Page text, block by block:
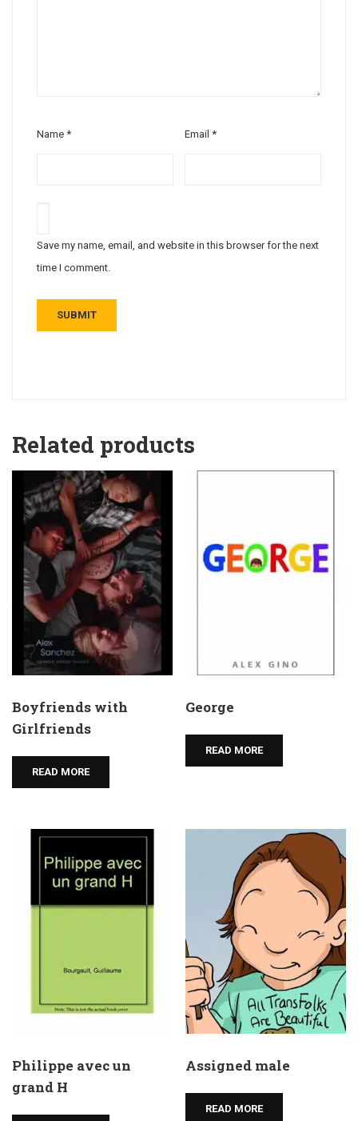
Name * Email*
Save my name, email, and website in this browser for the next
time I comment.
Related products
Boyfriends with
Girlfriends
READ MORE
George
READ MORE
Philippe avec un
grand H
Assigned male
READ MORE